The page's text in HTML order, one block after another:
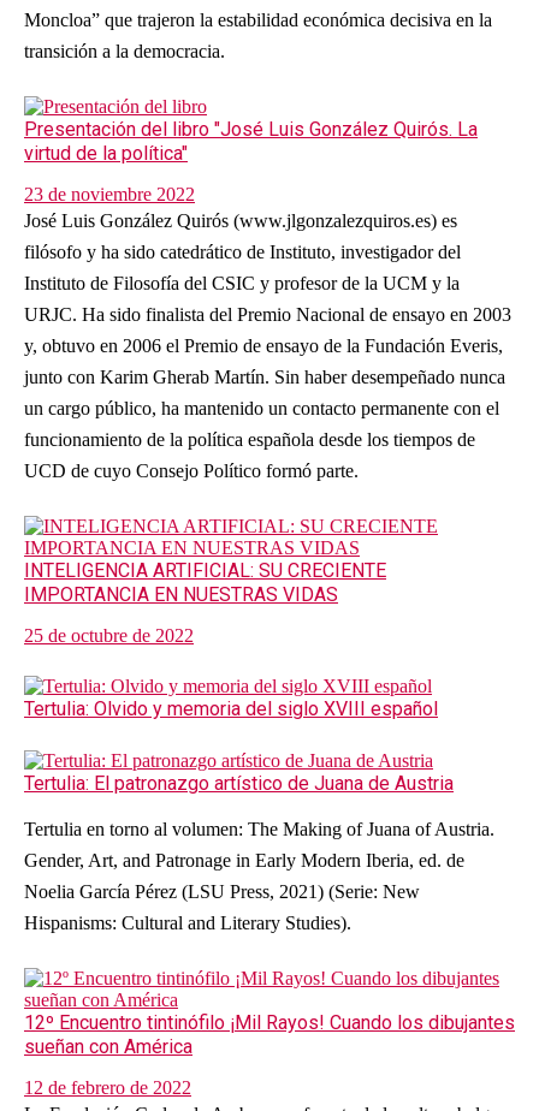
Moncloa” que trajeron la estabilidad económica decisiva en la
transición a la democracia.
Presentación del libro "José Luis González Quirós. La
virtud de la política"
23 de noviembre 2022
José Luis González Quirós (www.jlgonzalezquiros.es) es
filósofo y ha sido catedrático de Instituto, investigador del
Instituto de Filosofía del CSIC y profesor de la UCM y la
URJC. Ha sido finalista del Premio Nacional de ensayo en 2003
y, obtuvo en 2006 el Premio de ensayo de la Fundación Everis,
junto con Karim Gherab Martín. Sin haber desempeñado nunca
un cargo público, ha mantenido un contacto permanente con el
funcionamiento de la política española desde los tiempos de
UCD de cuyo Consejo Político formó parte.
INTELIGENCIA ARTIFICIAL: SU CRECIENTE
IMPORTANCIA EN NUESTRAS VIDAS
25 de octubre de 2022
Tertulia: Olvido y memoria del siglo XVIII español
Tertulia: El patronazgo artístico de Juana de Austria
Tertulia en torno al volumen: The Making of Juana of Austria.
Gender, Art, and Patronage in Early Modern Iberia, ed. de
Noelia García Pérez (LSU Press, 2021) (Serie: New
Hispanisms: Cultural and Literary Studies).
12º Encuentro tintinófilo ¡Mil Rayos! Cuando los dibujantes
sueñan con América
12 de febrero de 2022